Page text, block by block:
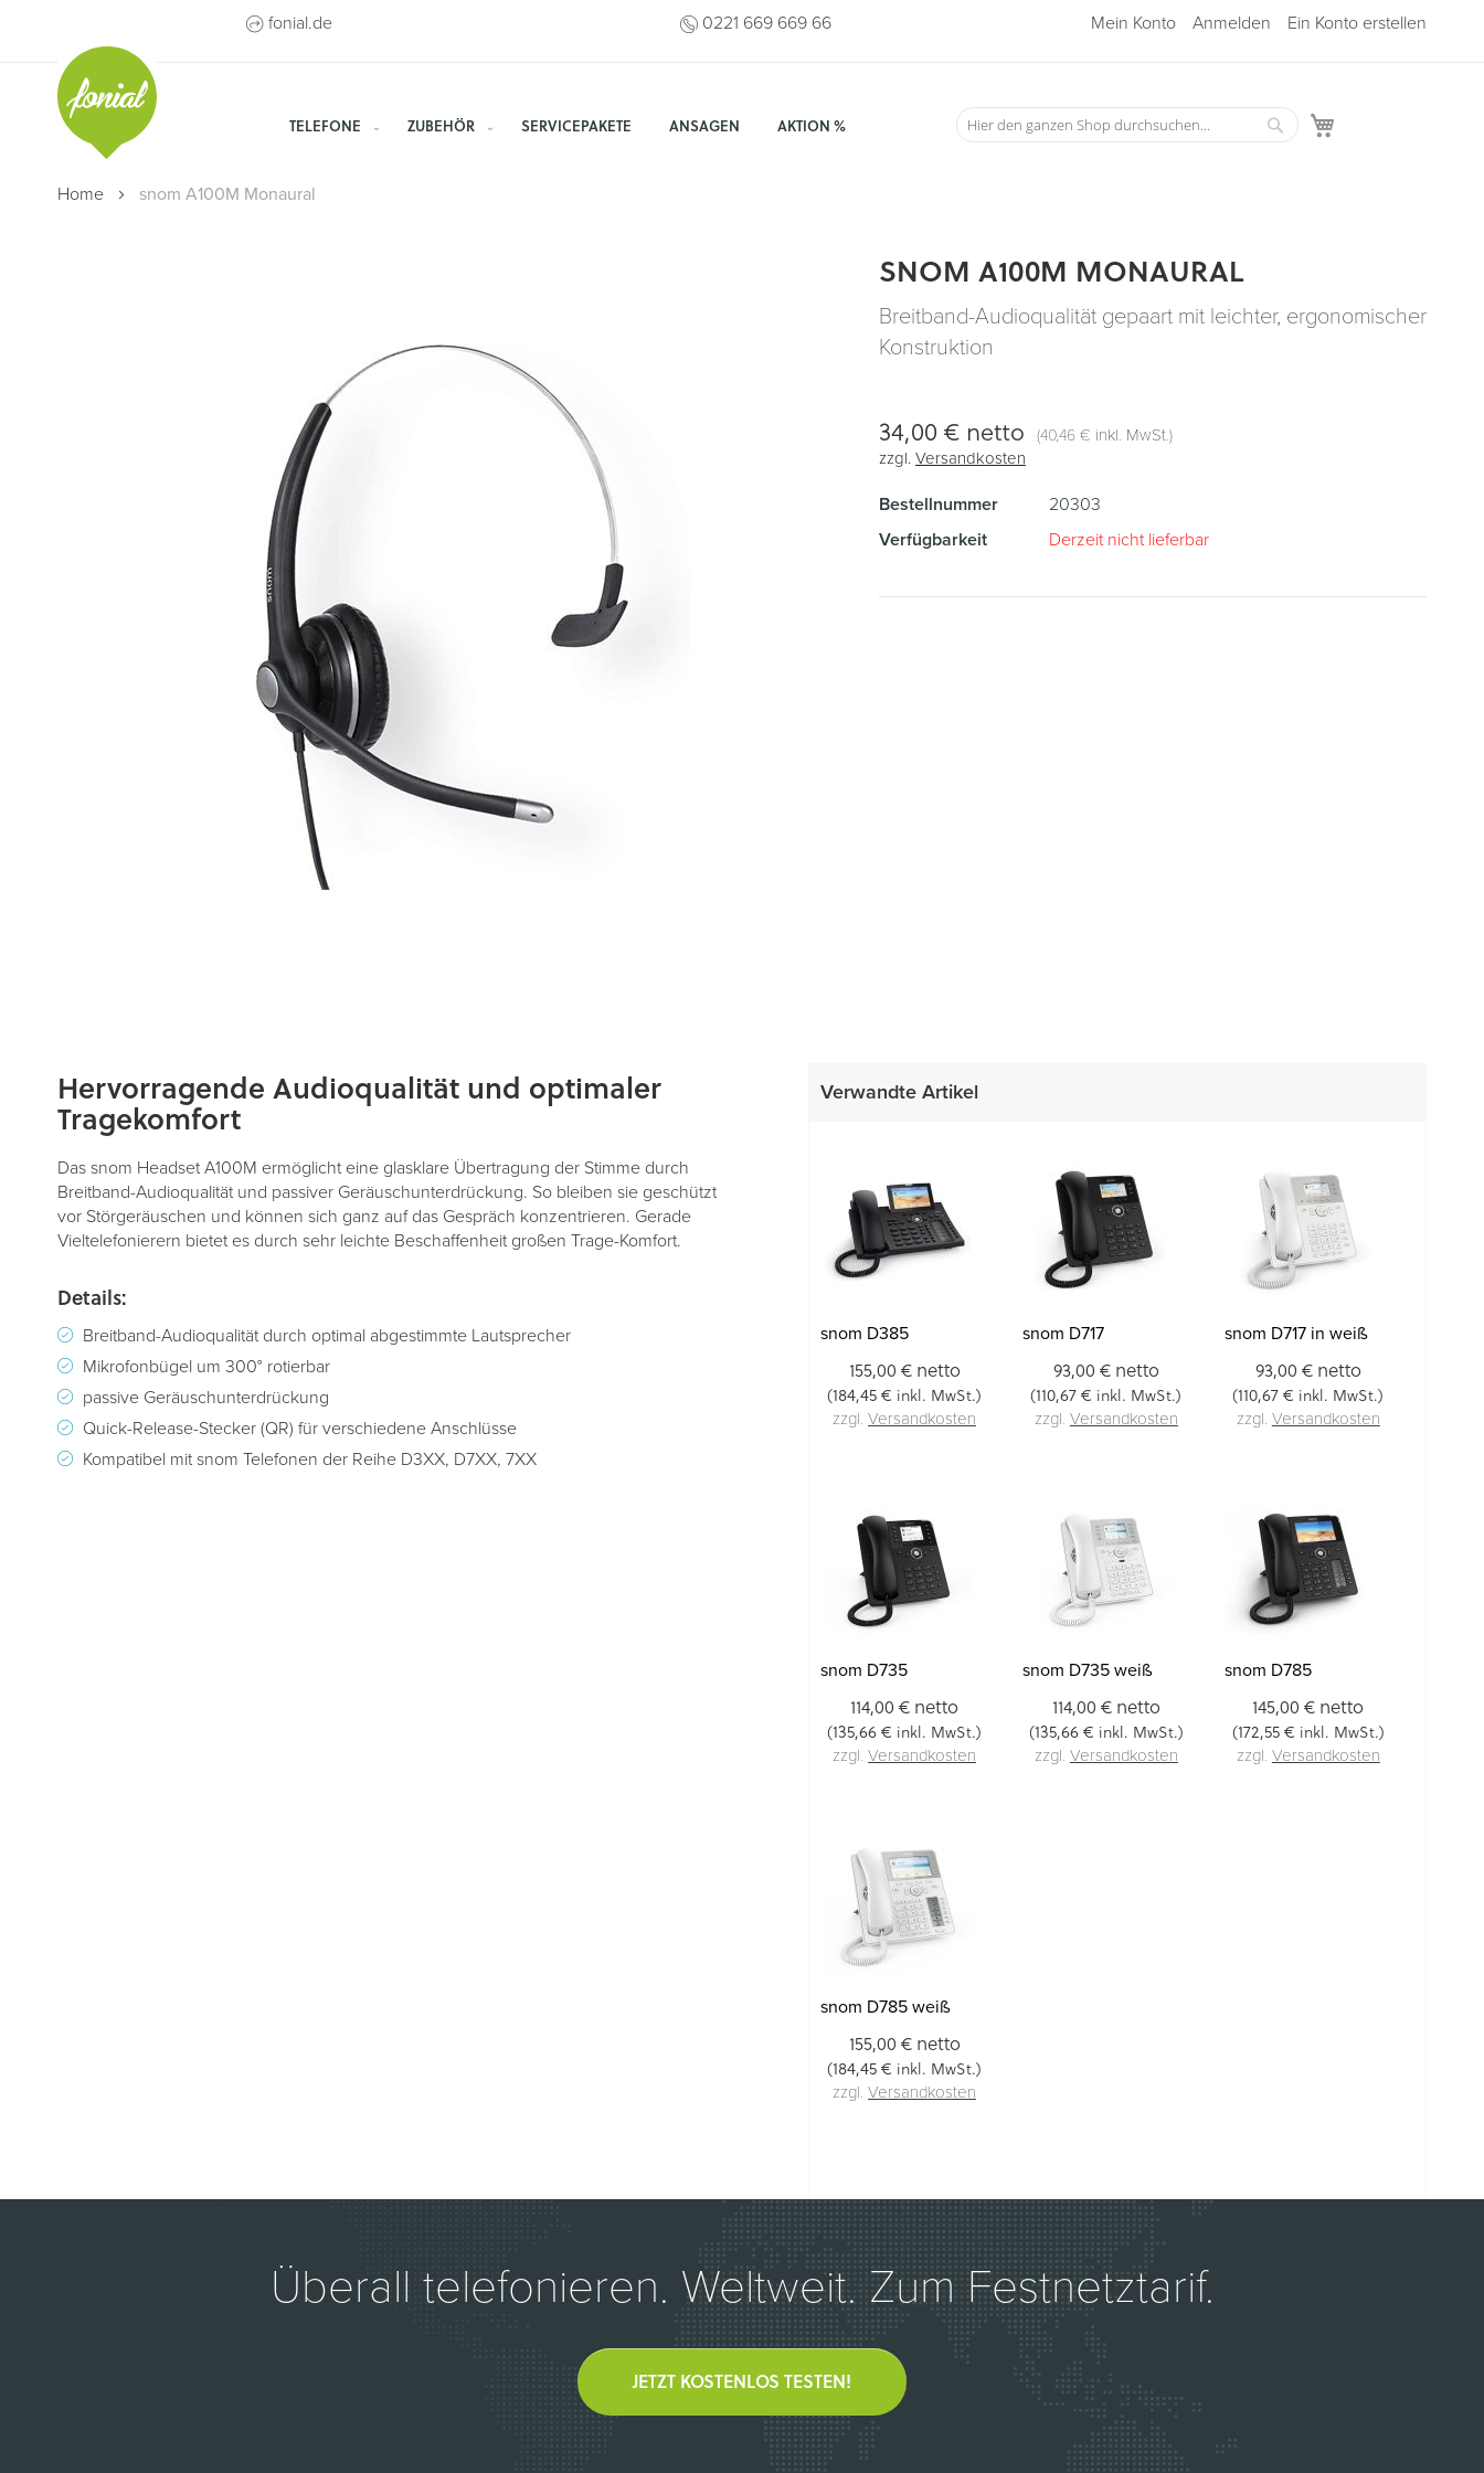
Mein Konto Anmelden Ein Konto erstellen
zum
Inhalt
fonial.de 0221 669 669 66
TELEFONE ZUBEHÖR SERVICEPAKETE ANSAGEN AKTION %
Suche
Home snom A100M Monaural
Anfang
der
Bildergalerie
SNOM A100M MONAURAL
Breitband-Audioqualität gepaart mit leichter, ergonomischer
Konstruktion
34,00 € netto (40,46 € inkl. MwSt.)
zzgl. Versandkosten
Bestellnummer
20303
Verfügbarkeit
Derzeit nicht lieferbar
Hervorragende Audioqualität und optimaler
Tragekomfort
Das snom Headset A100M ermöglicht eine glasklare Übertragung der Stimme durch
Breitband-Audioqualität und passiver Geräuschunterdrückung. So bleiben sie geschützt
vor Störgeräuschen und können sich ganz auf das Gespräch konzentrieren. Gerade
Vieltelefonierern bietet es durch sehr leichte Beschaffenheit großen Trage-Komfort.
Details:
Breitband-Audioqualität durch optimal abgestimmte Lautsprecher
Mikrofonbügel um 300° rotierbar
passive Geräuschunterdrückung
Quick-Release-Stecker (QR) für verschiedene Anschlüsse
Kompatibel mit snom Telefonen der Reihe D3XX, D7XX, 7XX
Verwandte Artikel
snom D385
155,00 €netto
(184,45 € inkl. MwSt.)
zzgl. Versandkosten
snom D717
93,00 €netto
(110,67 € inkl. MwSt.)
zzgl. Versandkosten
snom D717 in weiß
93,00 €netto
(110,67 € inkl. MwSt.)
zzgl. Versandkosten
snom D735
114,00 € netto
(135,66 € inkl. MwSt.)
zzgl. Versandkosten
snom D735 weiß
114,00 €netto
(135,66 € inkl. MwSt.)
zzgl. Versandkosten
snom D785
145,00 € netto
(172,55 € inkl. MwSt.)
zzgl. Versandkosten
snom D785 weiß
155,00 €netto
(184,45 € inkl. MwSt.)
zzgl. Versandkosten
Überall telefonieren. Weltweit. Zum Festnetztarif.
JETZT KOSTENLOS TESTEN!